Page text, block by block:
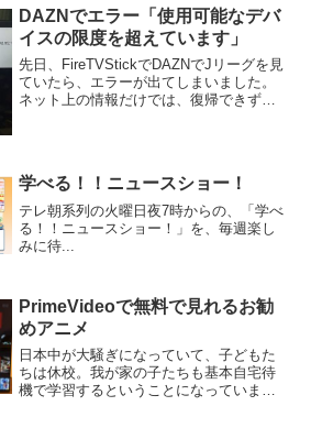
DAZNでエラー「使用可能なデバ
イスの限度を超えています」
先日、FireTVStickでDAZNでJリーグを見
ていたら、エラーが出てしまいました。
ネット上の情報だけでは、復帰できず、
学べる！！ニュースショー！
テレ朝系列の火曜日夜7時からの、「学べ
る！！ニュースショー！」を、毎週楽し
みに待...
PrimeVideoで無料で見れるお勧
めアニメ
日本中が大騒ぎになっていて、子どもた
ちは休校。我が家の子たちも基本自宅待
機で学習するということになっていま